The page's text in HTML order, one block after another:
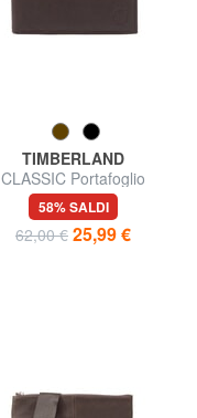
TIMBERLAND
CLASSIC Portafoglio
portamonete in pelle
58% SALDI
62,00 € 25,99 €